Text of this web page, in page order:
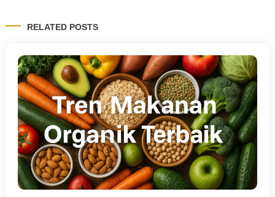
RELATED POSTS